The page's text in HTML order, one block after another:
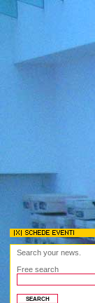
Search your news.
Free search